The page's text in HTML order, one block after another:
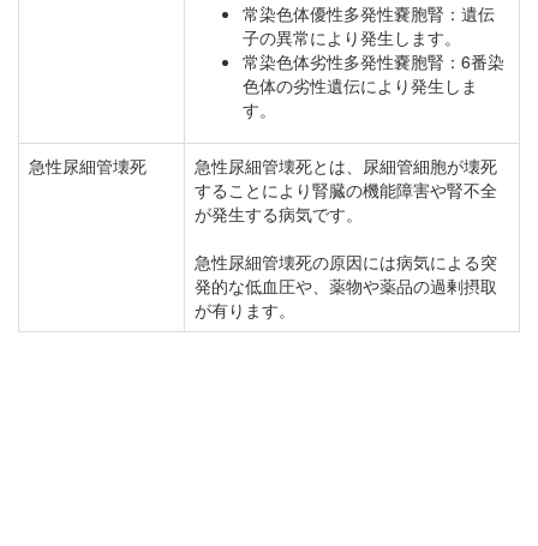
常染色体優性多発性嚢胞腎：遺伝
子の異常により発生します。
常染色体劣性多発性嚢胞腎：6番染
色体の劣性遺伝により発生しま
す。
急性尿細管壊死
急性尿細管壊死とは、尿細管細胞が壊死
することにより腎臓の機能障害や腎不全
が発生する病気です。
急性尿細管壊死の原因には病気による突
発的な低血圧や、薬物や薬品の過剰摂取
が有ります。